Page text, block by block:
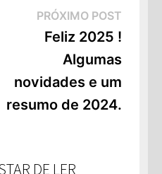
PRÓXIMO POST
Feliz 2025 !
Algumas
novidades e um
resumo de 2024.
DE LER